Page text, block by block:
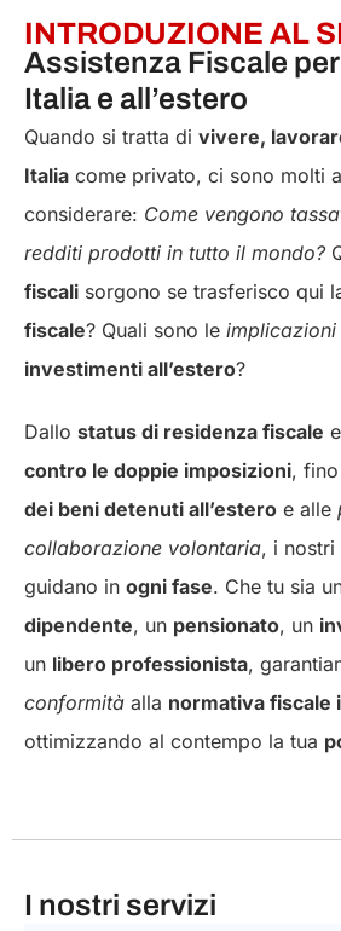
INTRODUZIONE AL
Assistenza Fiscale
Italia e all’estero
Quando si tratta di vivere,
Italia come privato, ci sono molti
considerare: Come vengono
redditi prodotti in tutto il mondo?
fiscali sorgono se trasferisco qui
fiscale? Quali sono le implicazioni
investimenti all’estero?
Dallo status di residenza fiscale
contro le doppie imposizioni,
dei beni detenuti all’estero e alle
collaborazione volontaria, i nostri
guidano in ogni fase. Che tu sia
dipendente, un pensionato, un
un libero professionista,
conformità alla normativa fiscale
ottimizzando al contempo la tua
I nostri servizi